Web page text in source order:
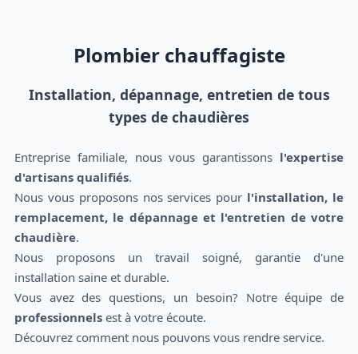
Plombier chauffagiste
Installation, dépannage, entretien de tous
types de chaudières
Entreprise familiale, nous vous garantissons l'expertise
d'artisans qualifiés.
Nous vous proposons nos services pour l'installation, le
remplacement, le dépannage et l'entretien de votre
chaudière.
Nous proposons un travail soigné, garantie d'une
installation saine et durable.
Vous avez des questions, un besoin? Notre équipe de
professionnelsest à votre écoute.
Découvrez comment nous pouvons vous rendre service.